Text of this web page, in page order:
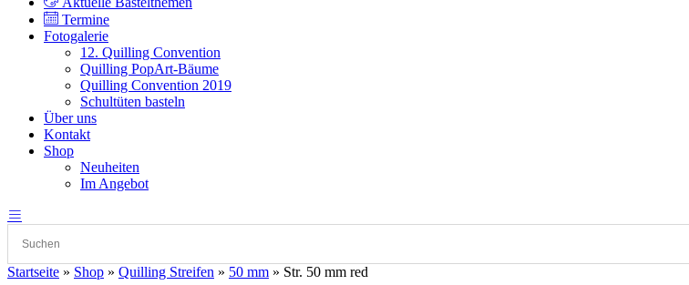
Termine
Fotogalerie
12. Quilling Convention
Quilling PopArt-Bäume
Quilling Convention 2019
Schultüten basteln
Über uns
Kontakt
Shop
Neuheiten
Im Angebot
Startseite » Shop » Quilling Streifen » 50 mm » Str. 50 mm red